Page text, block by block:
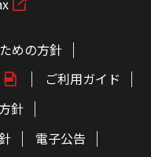
めの方針
ご利用ガイド
針
電子公告